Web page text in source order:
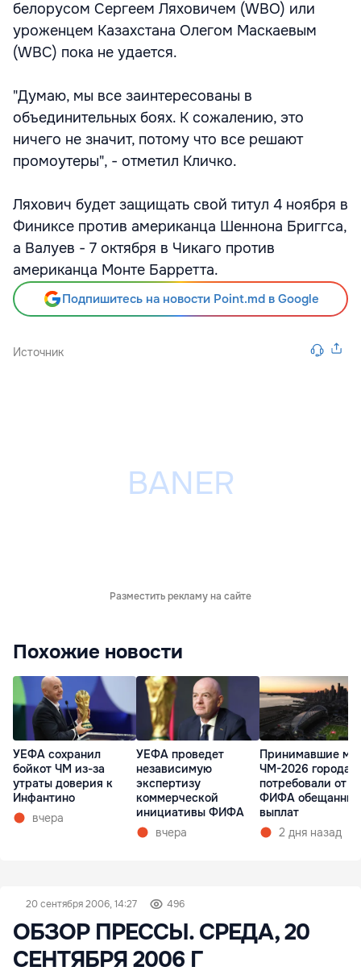
белорусом Сергеем Ляховичем (WBO) или
уроженцем Казахстана Олегом Маскаевым
(WBC) пока не удается.
"Думаю, мы все заинтересованы в
объединительных боях. К сожалению, это
ничего не значит, потому что все решают
промоутеры", - отметил Кличко.
Ляхович будет защищать свой титул 4 ноября в
Финиксе против американца Шеннона Бриггса,
а Валуев - 7 октября в Чикаго против
американца Монте Барретта.
Подпишитесь на новости Point.md в Google
Источник
Разместить рекламу на сайте
Похожие новости
УЕФА сохранил
бойкот ЧМ из-за
утраты доверия к
Инфантино
вчера
УЕФА проведет
независимую
экспертизу
коммерческой
инициативы ФИФА
вчера
Принимавшие
ЧМ-2026 города
потребовали от
ФИФА обещанных
выплат
2 дня назад
20 сентября 2006, 14:27 496
ОБЗОР ПРЕССЫ. СРЕДА, 20
СЕНТЯБРЯ 2006 Г